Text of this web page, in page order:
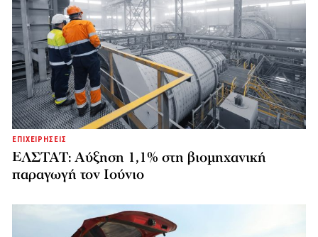
ΕΠΙΧΕΙΡΗΣΕΙΣ
ΕΛΣΤΑΤ: Αύξηση 1,1% στη βιομηχανική
παραγωγή τον Ιούνιο